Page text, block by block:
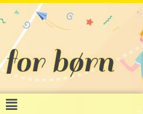
børn
Menu